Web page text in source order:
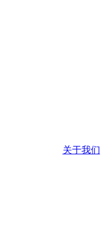
关于我们